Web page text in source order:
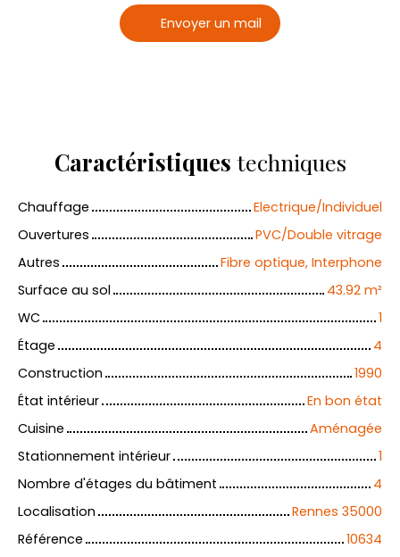
Envoyer un mail
Caractéristiques techniques
Chauffage
Electrique/Individuel
Ouvertures
PVC/Double vitrage
Autres
Fibre optique, Interphone
Surface au sol
43.92 m²
WC
1
Étage
4
Construction
1990
État intérieur
En bon état
Cuisine
Aménagée
Stationnement intérieur
1
Nombre d'étages du bâtiment
4
Localisation
Rennes 35000
Référence
10634